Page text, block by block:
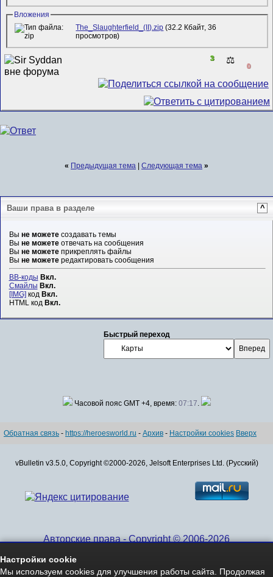
Вложения
The_Slaughterfield_(II).zip (32.2 Кбайт, 36
просмотров)
3 ⚖️
0
« Предыдущая тема | Следующая тема »
Ваши права в разделе ^
Вы не можетесоздавать темы
Вы не можетеотвечать на сообщения
Вы не можетеприкреплять файлы
Вы не можетередактировать сообщения
BB-коды Вкл.
Смайлы Вкл.
[IMG] код Вкл.
HTML код Вкл.
Быстрый переход
Часовой пояс GMT +4, время: 07:17
Обратная связь - https://heroesworld.ru - Архив - Настройки cookies Вверх
vBulletin v3.5.0, Copyright ©2000-2026, Jelsoft Enterprises Ltd. (Русский)
Авторские права - Copyright © 2006-2026
Настройки cookie
Мы используем cookies для улучшения работы сайта. Продолжая